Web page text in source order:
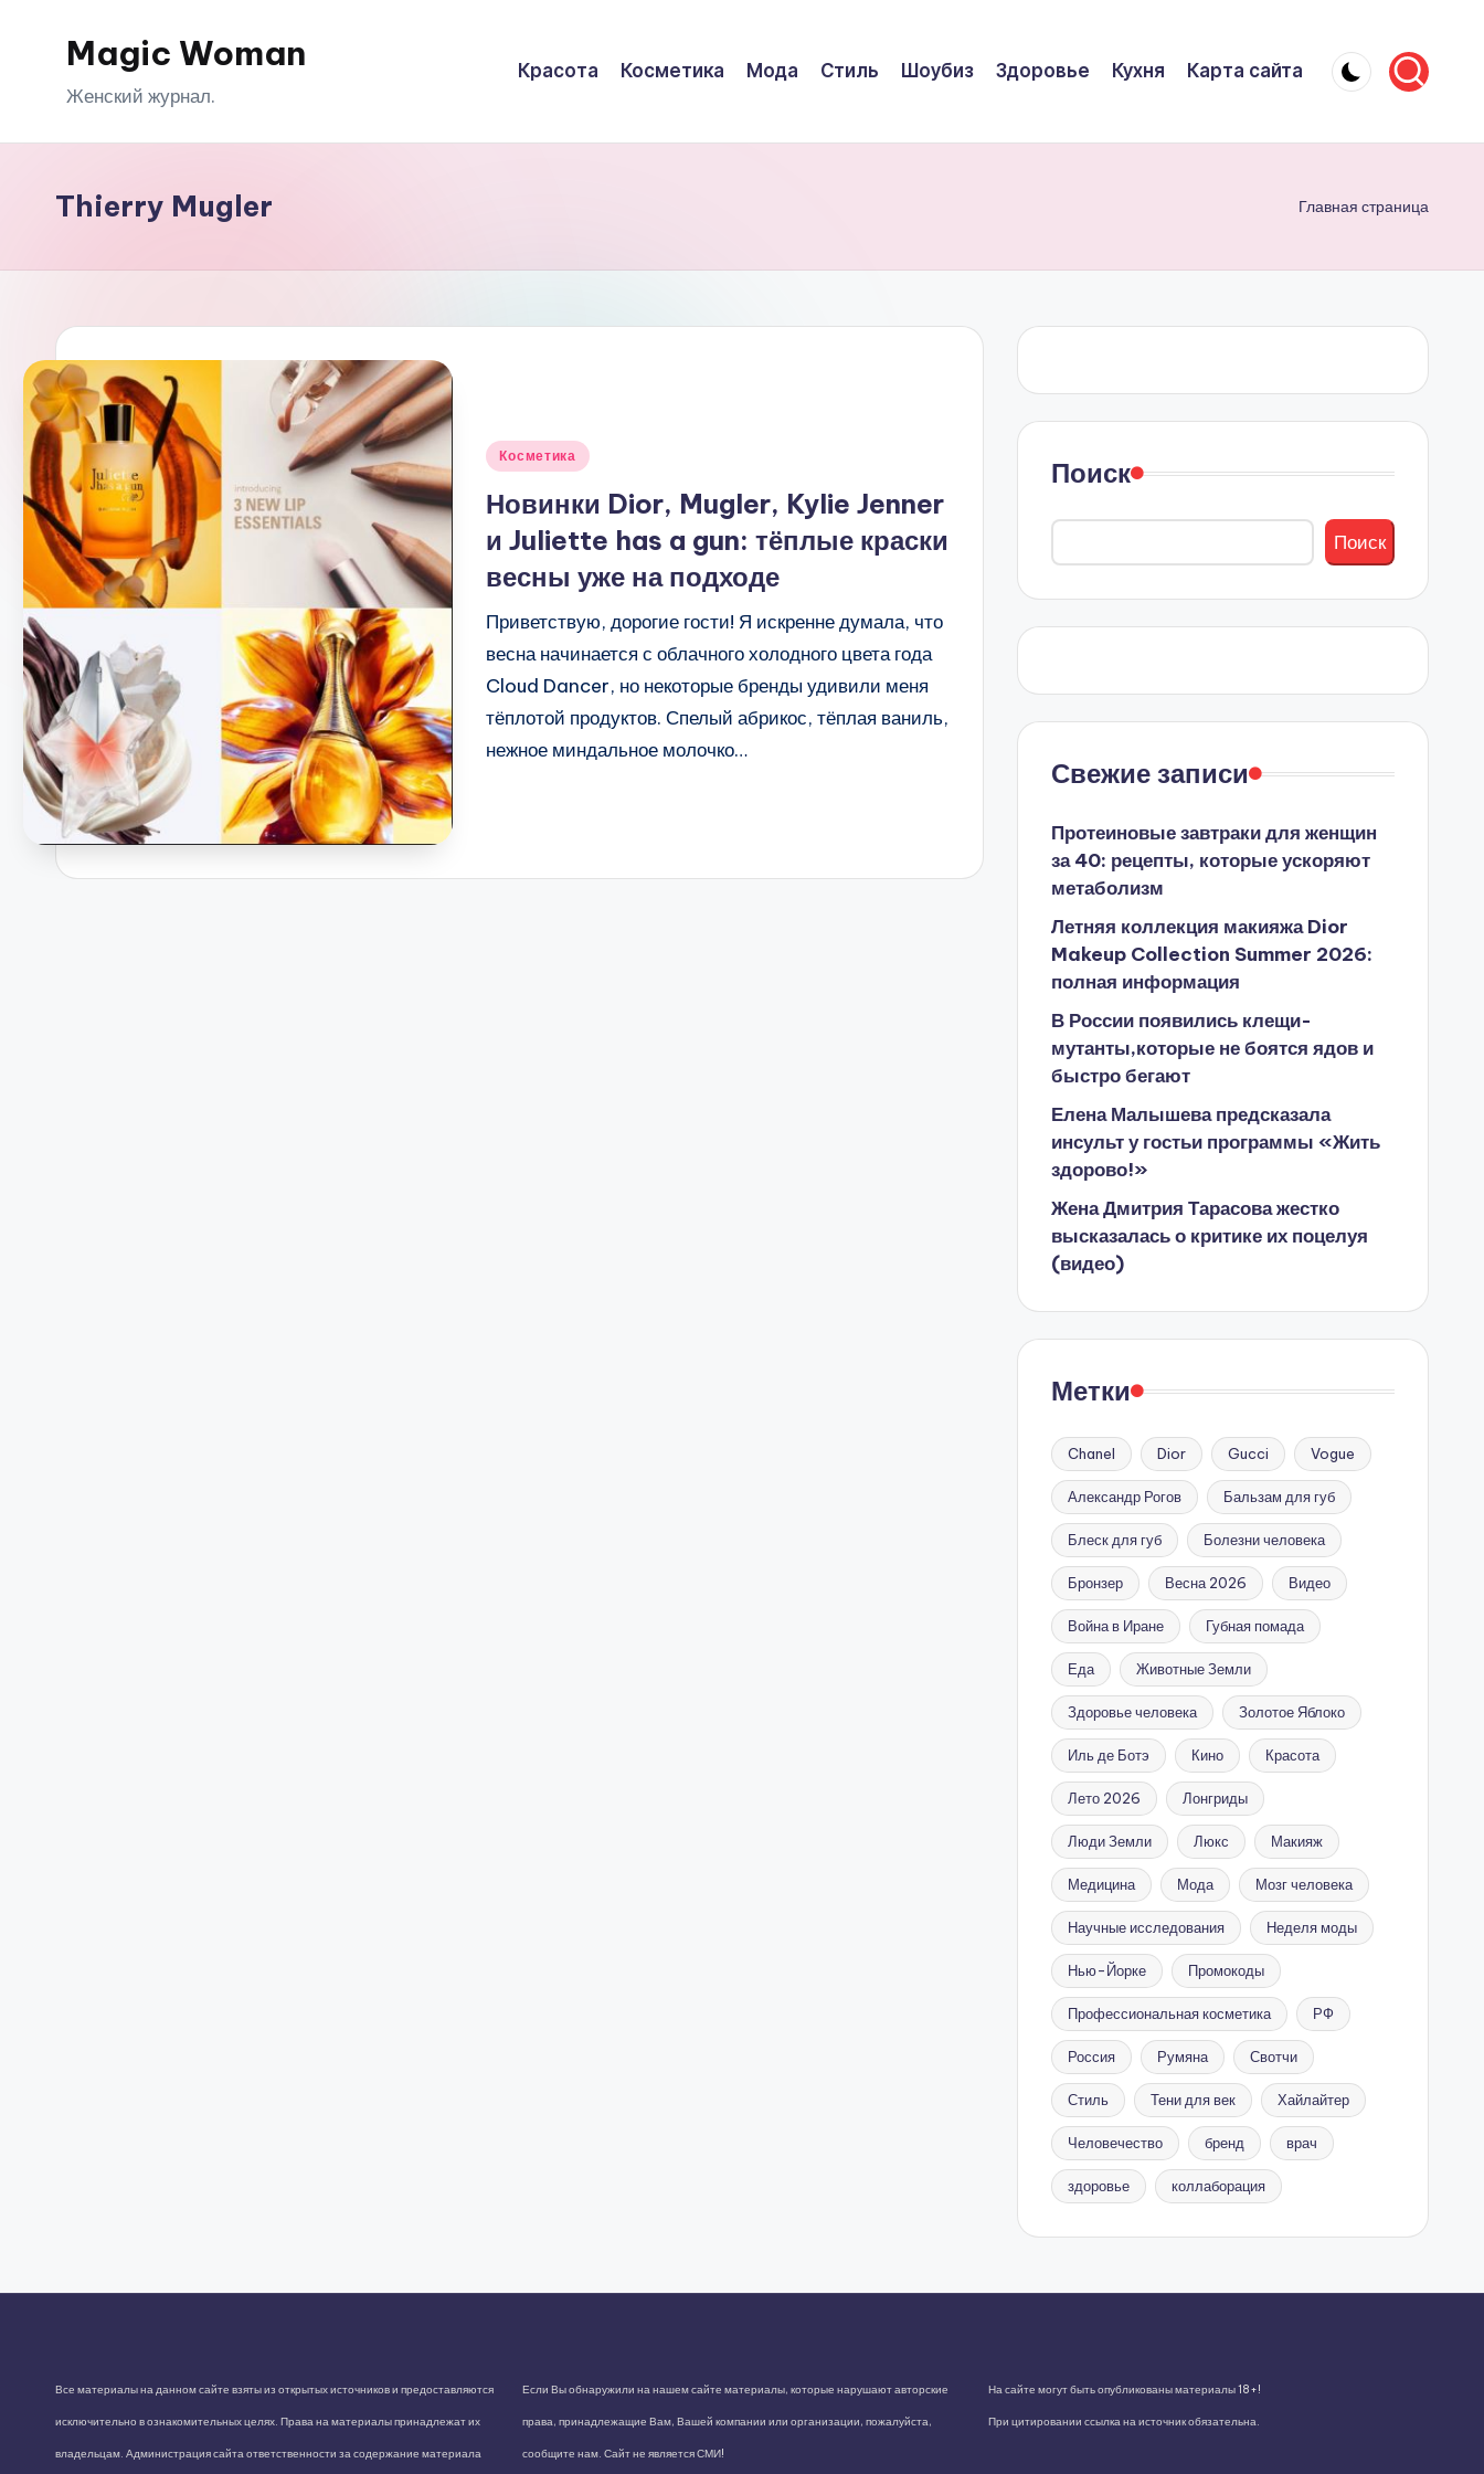
Magic Woman
Женский журнал.
Красота Косметика Мода Стиль Шоубиз Здоровье Кухня Карта сайта
Thierry Mugler Главная страница
Опубликовано
Косметика
Новинки Dior, Mugler, Kylie Jenner
и Juliette has a gun: тёплые краски
весны уже на подходе
Приветствую, дорогие гости! Я искренне думала, что
весна начинается с облачного холодного цвета года
Cloud Dancer, но некоторые бренды удивили меня
тёплотой продуктов. Спелый абрикос, тёплая ваниль,
нежное миндальное молочко…
Поиск
Поиск
Свежие записи
Протеиновые завтраки для женщин
за 40: рецепты, которые ускоряют
метаболизм
Летняя коллекция макияжа Dior
Makeup Collection Summer 2026:
полная информация
В России появились клещи-
мутанты,которые не боятся ядов и
быстро бегают
Елена Малышева предсказала
инсульт у гостьи программы «Жить
здорово!»
Жена Дмитрия Тарасова жестко
высказалась о критике их поцелуя
(видео)
Метки
Chanel Dior Gucci Vogue
Александр Рогов Бальзам для губ
Блеск для губ Болезни человека
Бронзер Весна 2026 Видео
Война в Иране Губная помада
Еда Животные Земли
Здоровье человека Золотое Яблоко
Иль де Ботэ Кино Красота
Лето 2026 Лонгриды
Люди Земли Люкс Макияж
Медицина Мода Мозг человека
Научные исследования Неделя моды
Нью-Йорке Промокоды
Профессиональная косметика РФ
Россия Румяна Свотчи
Стиль Тени для век Хайлайтер
Человечество бренд врач
здоровье коллаборация
Все материалы на данном сайте взяты из открытых источников и предоставляются
исключительно в ознакомительных целях. Права на материалы принадлежат их
владельцам. Администрация сайта ответственности за содержание материала
Если Вы обнаружили на нашем сайте материалы, которые нарушают авторские
права, принадлежащие Вам, Вашей компании или организации, пожалуйста,
сообщите нам. Сайт не является СМИ!
На сайте могут быть опубликованы материалы 18+!
При цитировании ссылка на источник обязательна.